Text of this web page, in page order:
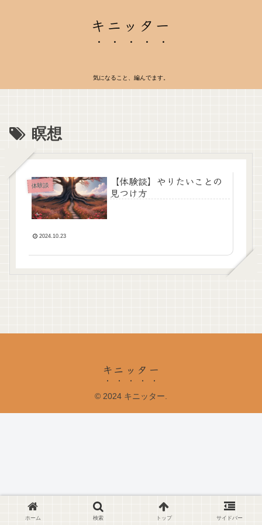
キニッター
気になること、編んでます。
瞑想
体験談
【体験談】やりたいことの
見つけ方
2024.10.23
キニッター
© 2024 キニッター.
ホーム 検索 トップ サイドバー